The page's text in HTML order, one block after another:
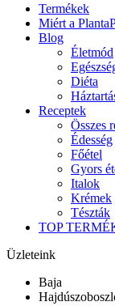
Termékek
Miért a
Blog
Életmód
Diéta
Receptek
Összes
Édesség
Főétel
Gyors
Italok
Krémek
Tészták
TOP
Üzleteink
Baja